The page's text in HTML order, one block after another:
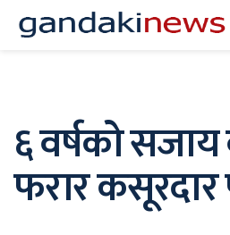
६ वर्षको
फरार कसूरदार